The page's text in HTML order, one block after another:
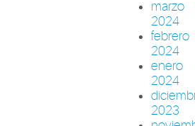
marzo
2024
febrero
2024
enero
2024
2023